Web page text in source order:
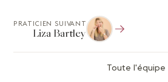
Toute l'équipe
PRATICIEN SUIVANT
Liza Bartley